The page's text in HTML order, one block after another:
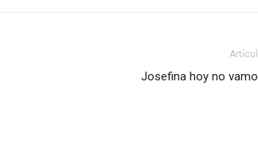
Josefina hoy no